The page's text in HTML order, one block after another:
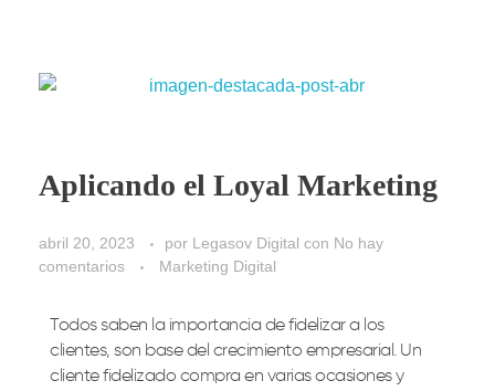
Aplicando el Loyal Marketing
abril 20, 2023 por Legasov Digital con No hay
comentarios
Marketing Digital
Todos saben la importancia de fidelizar a los
clientes, son base del crecimiento empresarial. Un
cliente fidelizado compra en varias ocasiones y